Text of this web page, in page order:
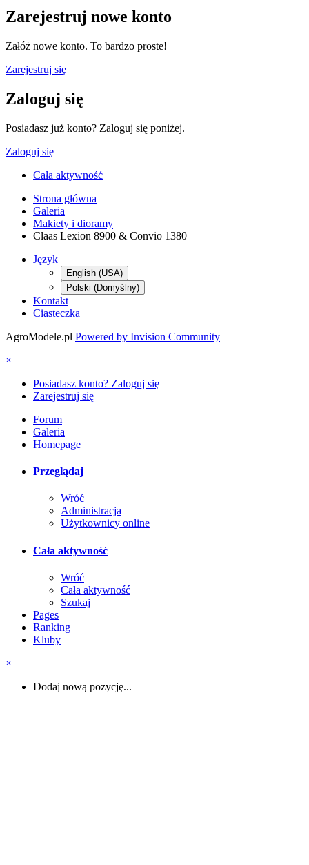
Zarejestruj nowe konto
Załóż nowe konto. To bardzo proste!
Zarejestruj się
Zaloguj się
Posiadasz już konto? Zaloguj się poniżej.
Zaloguj się
Cała aktywność
Strona główna
Galeria
Makiety i dioramy
Claas Lexion 8900 & Convio 1380
Język
English (USA)
Polski (Domyślny)
Kontakt
Ciasteczka
AgroModele.pl Powered by Invision Community
×
Posiadasz konto? Zaloguj się
Zarejestruj się
Forum
Galeria
Homepage
Przeglądaj
Wróć
Administracja
Użytkownicy online
Cała aktywność
Wróć
Cała aktywność
Szukaj
Pages
Ranking
Kluby
×
Dodaj nową pozycję...